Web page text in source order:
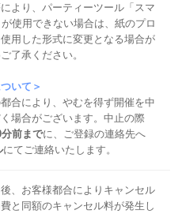
より、パーティーツール「スマ
使用できない場合は、紙のプロ
用した形式に変更となる場合が
了承ください。
いて＞
合により、やむを得ず開催を中
場合がございます。中止の際
前までに、ご登録の連絡先へ
にてご連絡いたします。
、お客様都合によりキャンセル
と同額のキャンセル料が発生し